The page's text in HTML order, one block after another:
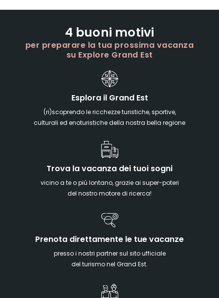
4 buoni motivi
per preparare la tua prossima vacanza
su Explore Grand Est
Esplora il Grand Est
(ri)scoprendo le ricchezze turistiche, sportive,
culturali ed enoturistiche della nostra bella regione
Trova la vacanza dei tuoi sogni
vicino a te o più lontano, grazie ai super-poteri
del nostro motore di ricerca!
Prenota direttamente le tue vacanze
presso i nostri partner sul sito ufficiale
del turismo nel Grand Est.